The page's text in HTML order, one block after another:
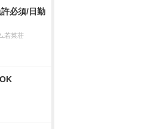
許必須/日勤
若菜荘